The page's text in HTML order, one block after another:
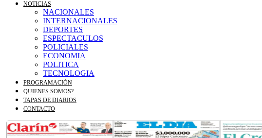
NOTICIAS
NACIONALES
INTERNACIONALES
DEPORTES
ESPECTACULOS
POLICIALES
ECONOMIA
POLITICA
TECNOLOGIA
PROGRAMACIÓN
QUIENES SOMOS?
TAPAS DE DIARIOS
CONTACTO